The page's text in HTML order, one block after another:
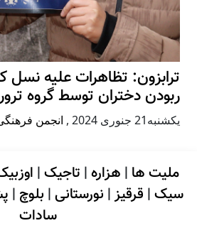
ترابزون: تظاهرات علیه نسل
ربودن دختران توسط گروه
يكشنبه21 جنوری 2024 , انجمن
ملیت ها | هزاره| تاجیک|
سیک| قرقیز| نورستانی| بلوچ |
سادات